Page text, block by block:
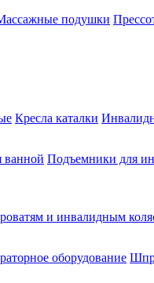
подушки
Кресла каталки
ванной Подъемники для
и инвалидным
оборудование